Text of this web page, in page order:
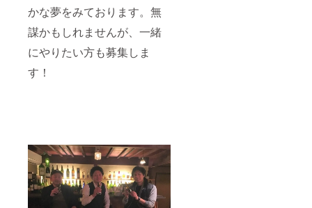
かな夢をみております。無
謀かもしれませんが、一緒
にやりたい方も募集しま
す！